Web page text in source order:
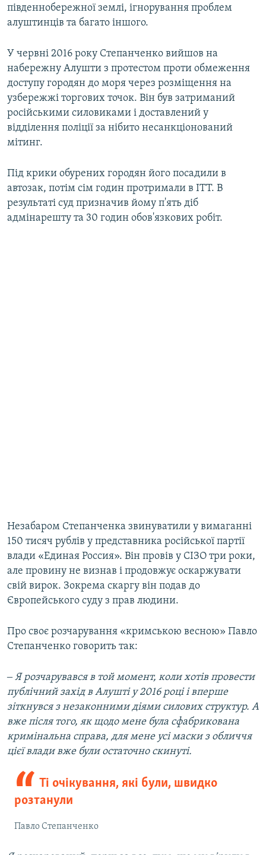
південнобережної землі, ігнорування проблем
алуштинців та багато іншого.
У червні 2016 року Степанченко вийшов на
набережну Алушти з протестом проти обмеження
доступу городян до моря через розміщення на
узбережжі торгових точок. Він був затриманий
російськими силовиками і доставлений у
відділення поліції за нібито несанкціонований
мітинг.
Під крики обурених городян його посадили в
автозак, потім сім годин протримали в ІТТ. В
результаті суд призначив йому п'ять діб
адмінарешту та 30 годин обов'язкових робіт.
Незабаром Степанченка звинуватили у вимаганні
150 тисяч рублів у представника російської партії
влади «Единая Россия». Він провів у СІЗО три роки,
але провину не визнав і продовжує оскаржувати
свій вирок. Зокрема скаргу він подав до
Європейського суду з прав людини.
Про своє розчарування «кримською весною» Павло
Степанченко говорить так:
‒ Я розчарувався в той момент, коли хотів провести
публічний захід в Алушті у 2016 році і вперше
зіткнувся з незаконними діями силових структур. А
вже після того, як щодо мене була сфабрикована
кримінальна справа, для мене усі маски з обличчя
цієї влади вже були остаточно скинуті.
Ті очікування, які були, швидко
розтанули
Павло Степанченко